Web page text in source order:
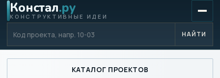
Констал.ру
КОНСТРУКТИВНЫЕ ИДЕИ
НАЙТИ
КАТАЛОГ ПРОЕКТОВ